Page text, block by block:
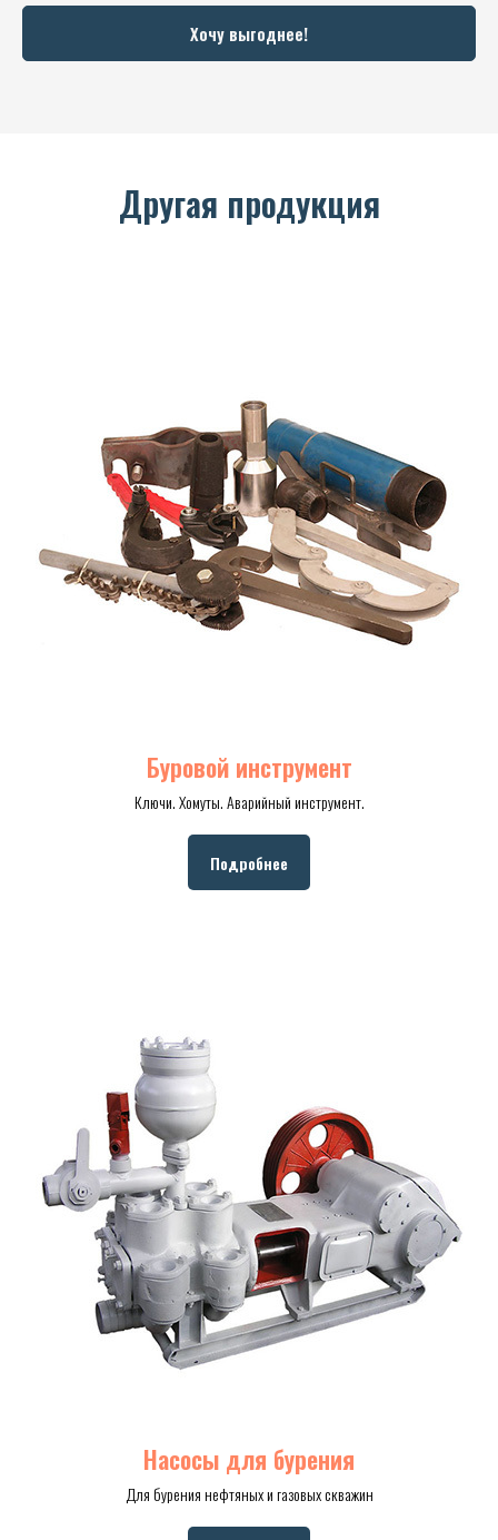
Хочу выгоднее!
Другая продукция
Буровой инструмент
Ключи. Хомуты. Аварийный инструмент.
Подробнее
Насосы для бурения
Для бурения нефтяных и газовых скважин